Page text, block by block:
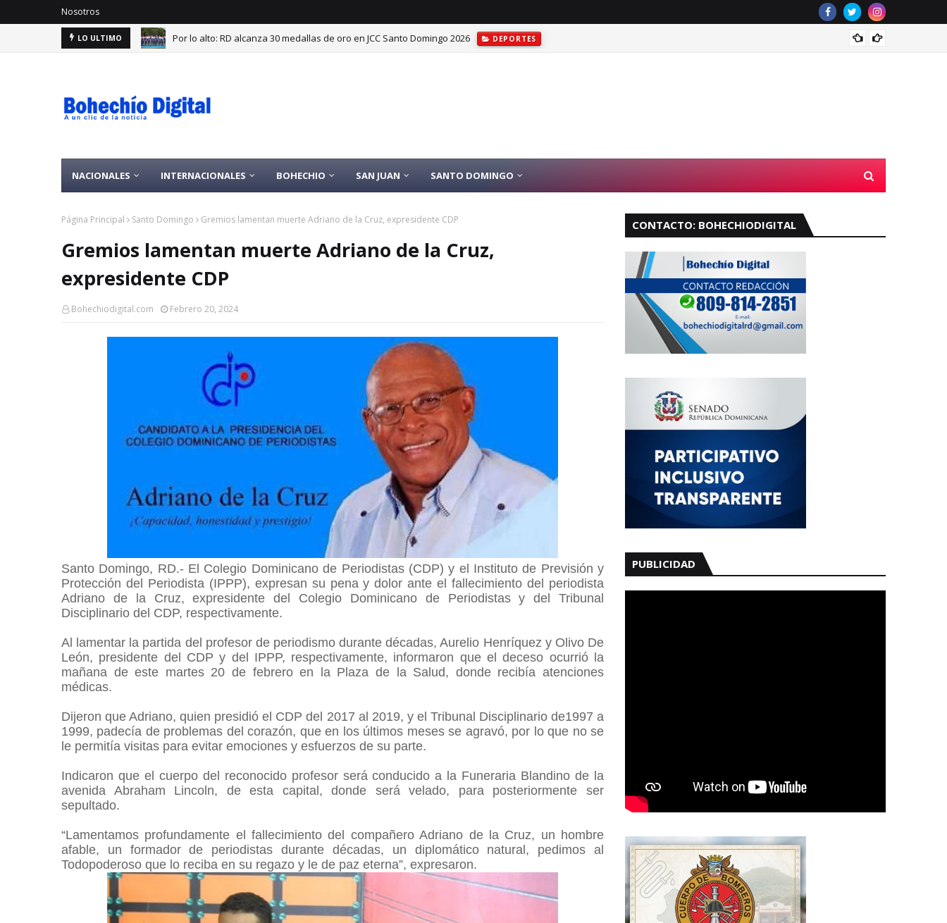
Nosotros
LO ULTIMO Por lo alto: RD alcanza 30 medallas de oro en JCC Santo Domingo 2026 DEPORTES
NACIONALES INTERNACIONALES BOHECHIO SAN JUAN SANTO DOMINGO
Página Principal Santo Domingo Gremios lamentan muerte Adriano de la Cruz, expresidente CDP
Gremios lamentan muerte Adriano de la Cruz,
expresidente CDP
Bohechiodigital.com Febrero 20, 2024
Santo Domingo, RD.- El Colegio Dominicano de Periodistas (CDP) y el Instituto de Previsión y
Protección del Periodista (IPPP), expresan su pena y dolor ante el fallecimiento del periodista
Adriano de la Cruz, expresidente del Colegio Dominicano de Periodistas y del Tribunal
Disciplinario del CDP, respectivamente.
Al lamentar la partida del profesor de periodismo durante décadas, Aurelio Henríquez y Olivo De
León, presidente del CDP y del IPPP, respectivamente, informaron que el deceso ocurrió la
mañana de este martes 20 de febrero en la Plaza de la Salud, donde recibía atenciones
médicas.
Dijeron que Adriano, quien presidió el CDP del 2017 al 2019, y el Tribunal Disciplinario de1997 a
1999, padecía de problemas del corazón, que en los últimos meses se agravó, por lo que no se
le permitía visitas para evitar emociones y esfuerzos de su parte.
Indicaron que el cuerpo del reconocido profesor será conducido a la Funeraria Blandino de la
avenida Abraham Lincoln, de esta capital, donde será velado, para posteriormente ser
sepultado.
“Lamentamos profundamente el fallecimiento del compañero Adriano de la Cruz, un hombre
afable, un formador de periodistas durante décadas, un diplomático natural, pedimos al
Todopoderoso que lo reciba en su regazo y le de paz eterna”, expresaron.
CONTACTO: BOHECHIODIGITAL
PUBLICIDAD